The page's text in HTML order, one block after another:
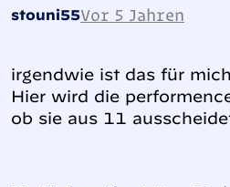
stouni55Vor 5 Jahren
irgendwie ist das für
Hier wird die
ob sie aus 11